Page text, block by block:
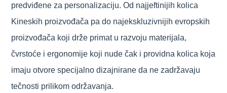
predviđene za personalizaciju. Od najjeftinijih kolica
Kineskih proizvođača pa do najekskluzivnijih evropskih
proizvođača koji drže primat u razvoju materijala,
čvrstoće i ergonomije koji nude čak i providna kolica koja
imaju otvore specijalno dizajnirane da ne zadržavaju
tečnosti prilikom održavanja.